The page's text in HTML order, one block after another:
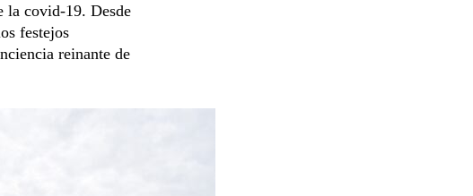
la covid-19. Desde
festejos
reinante de